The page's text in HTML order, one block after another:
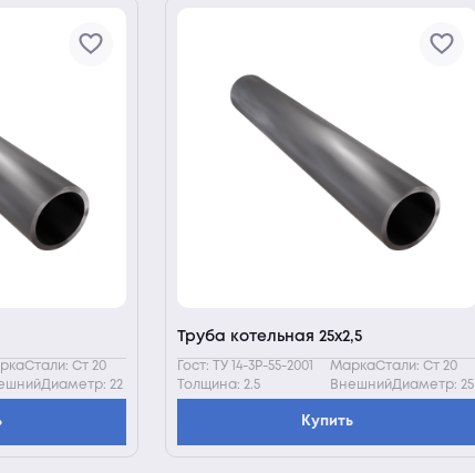
Ст 20
22
Труба котельная 25х2,5
Гост: ТУ 14-3Р-55-2001
МаркаСтали: Ст 20
Толщина: 2.5
ВнешнийДиаметр: 25
Купить